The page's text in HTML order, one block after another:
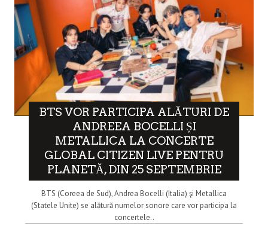
BTS VOR PARTICIPA ALĂTURI DE
ANDREEA BOCELLI ȘI
METALLICA LA CONCERTE
GLOBAL CITIZEN LIVE PENTRU
PLANETĂ, DIN 25 SEPTEMBRIE
BTS (Coreea de Sud), Andrea Bocelli (Italia) şi Metallica
(Statele Unite) se alătură numelor sonore care vor participa la
concertele..